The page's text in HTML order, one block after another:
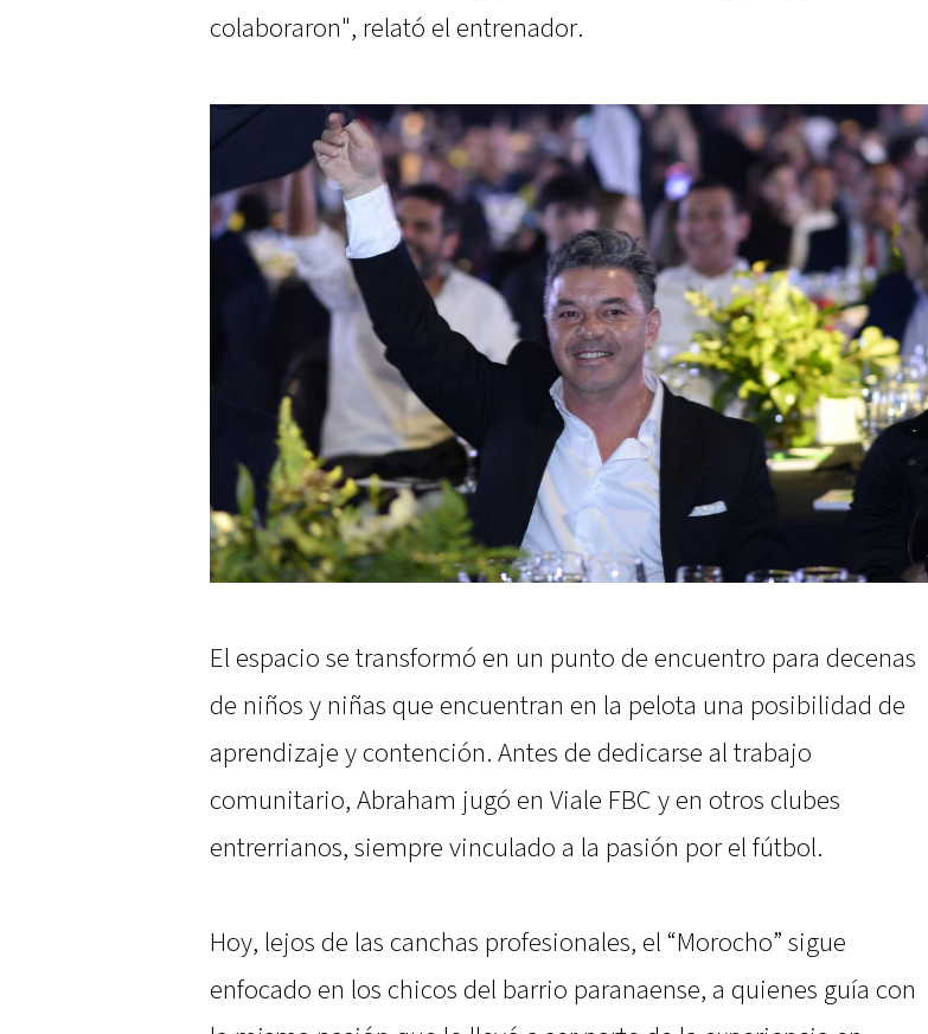
colaboraron", relató el entrenador.
El espacio se transformó en un punto de encuentro para decenas
de niños y niñas que encuentran en la pelota una posibilidad de
aprendizaje y contención. Antes de dedicarse al trabajo
comunitario, Abraham jugó en Viale FBC y en otros clubes
entrerrianos, siempre vinculado a la pasión por el fútbol.
Hoy, lejos de las canchas profesionales, el “Morocho” sigue
enfocado en los chicos del barrio paranaense, a quienes guía con